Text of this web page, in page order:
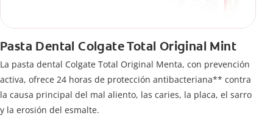
Pasta Dental Colgate Total Original Mint
La pasta dental Colgate Total Original Menta, con prevención
activa, ofrece 24 horas de protección antibacteriana** contra
la causa principal del mal aliento, las caries, la placa, el sarro
y la erosión del esmalte.